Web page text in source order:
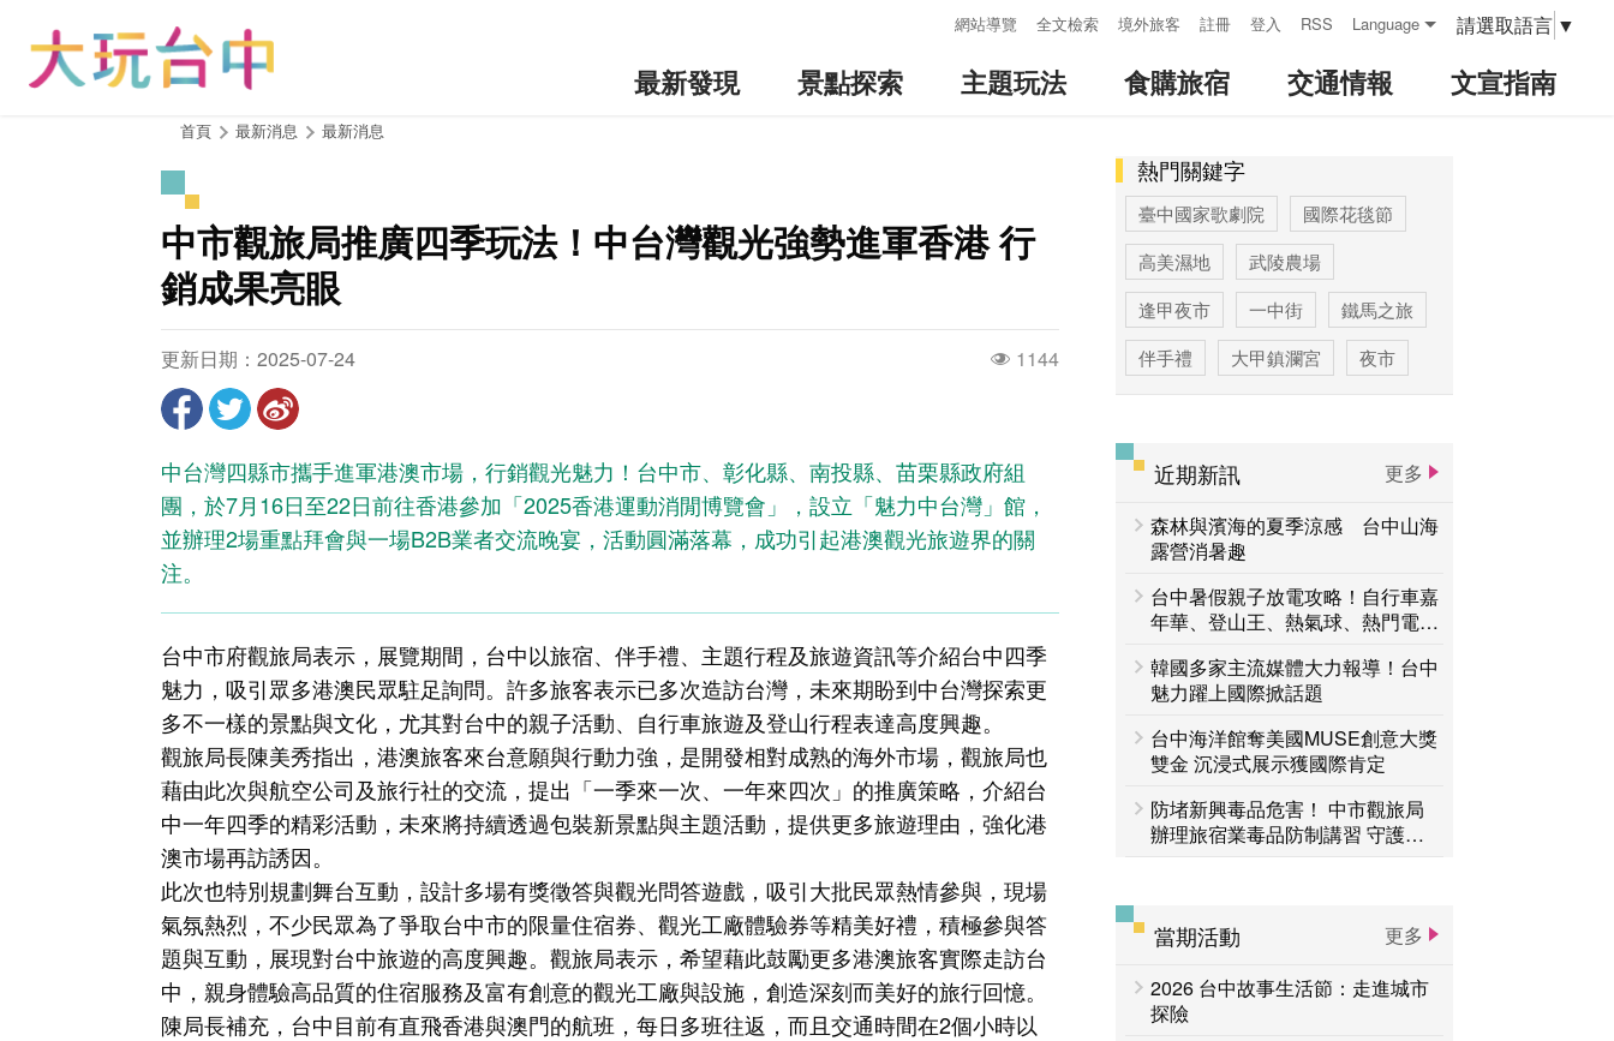
網站導覽 全文檢索 境外旅客 註冊 登入 RSS Language 請選取語言 ▼
最新發現 景點探索 主題玩法 食購旅宿 交通情報 文宣指南
首頁 最新消息 最新消息
中市觀旅局推廣四季玩法！中台灣觀光強勢進軍香港 行
銷成果亮眼
更新日期：2025-07-24 1144
中台灣四縣市攜手進軍港澳市場，行銷觀光魅力！台中市、彰化縣、南投縣、苗栗縣政府組
團，於7月16日至22日前往香港參加「2025香港運動消閒博覽會」，設立「魅力中台灣」館，
並辦理2場重點拜會與一場B2B業者交流晚宴，活動圓滿落幕，成功引起港澳觀光旅遊界的關
注。
台中市府觀旅局表示，展覽期間，台中以旅宿、伴手禮、主題行程及旅遊資訊等介紹台中四季
魅力，吸引眾多港澳民眾駐足詢問。許多旅客表示已多次造訪台灣，未來期盼到中台灣探索更
多不一樣的景點與文化，尤其對台中的親子活動、自行車旅遊及登山行程表達高度興趣。
觀旅局長陳美秀指出，港澳旅客來台意願與行動力強，是開發相對成熟的海外市場，觀旅局也
藉由此次與航空公司及旅行社的交流，提出「一季來一次、一年來四次」的推廣策略，介紹台
中一年四季的精彩活動，未來將持續透過包裝新景點與主題活動，提供更多旅遊理由，強化港
澳市場再訪誘因。
此次也特別規劃舞台互動，設計多場有獎徵答與觀光問答遊戲，吸引大批民眾熱情參與，現場
氣氛熱烈，不少民眾為了爭取台中市的限量住宿券、觀光工廠體驗券等精美好禮，積極參與答
題與互動，展現對台中旅遊的高度興趣。觀旅局表示，希望藉此鼓勵更多港澳旅客實際走訪台
中，親身體驗高品質的住宿服務及富有創意的觀光工廠與設施，創造深刻而美好的旅行回憶。
陳局長補充，台中目前有直飛香港與澳門的航班，每日多班往返，而且交通時間在2個小時以
熱門關鍵字
臺中國家歌劇院
國際花毯節
高美濕地
武陵農場
逢甲夜市
一中街
鐵馬之旅
伴手禮
大甲鎮瀾宮
夜市
台中活動
主題遊程
台中国家歌剧院
近期新訊
更多
森林與濱海的夏季涼感 台中山海
露營消暑趣
台中暑假親子放電攻略！自行車嘉
年華、登山王、熱氣球、熱門電影
韓國多家主流媒體大力報導！台中
魅力躍上國際掀話題
台中海洋館奪美國MUSE創意大獎
雙金 沉浸式展示獲國際肯定
防堵新興毒品危害！ 中市觀旅局
辦理旅宿業毒品防制講習 守護旅
客安全
當期活動
更多
2026 台中故事生活節：走進城市
探險